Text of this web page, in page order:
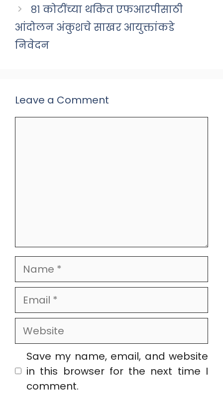
८१ कोटींच्या थकित एफआरपीसाठी
आंदोलन अंकुशचे साखर आयुक्तांकडे
निवेदन
Leave a Comment
Name
Email
Website
Save my name, email, and website
in this browser for the next time I
comment.